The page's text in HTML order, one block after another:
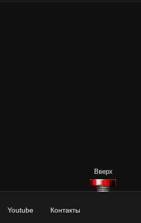
Youtube Контакты